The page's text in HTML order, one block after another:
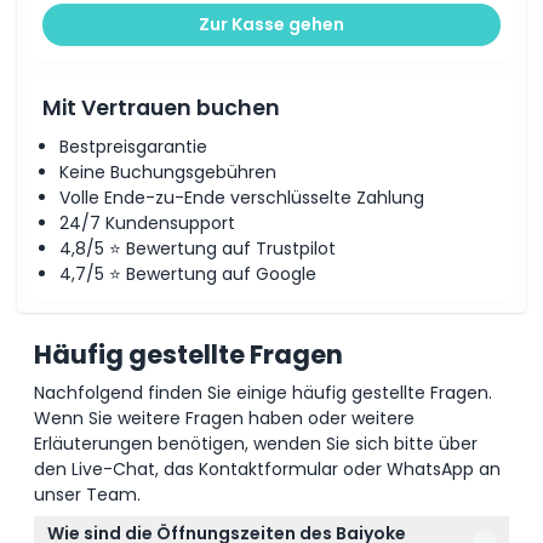
Wie man dorthin gelangt
So lösen Sie ein
Geschäftsbedingungen
Stornierungsbedingungen
Zur Kasse gehen
Mit Vertrauen buchen
Bestpreisgarantie
Keine Buchungsgebühren
Volle Ende-zu-Ende verschlüsselte Zahlung
24/7 Kundensupport
4,8/5 ⭐ Bewertung auf Trustpilot
4,7/5 ⭐ Bewertung auf Google
Häufig gestellte Fragen
Nachfolgend finden Sie einige häufig gestellte Fragen.
Wenn Sie weitere Fragen haben oder weitere
Erläuterungen benötigen, wenden Sie sich bitte über
den Live-Chat, das Kontaktformular oder WhatsApp an
unser Team.
Wie sind die Öffnungszeiten des Baiyoke